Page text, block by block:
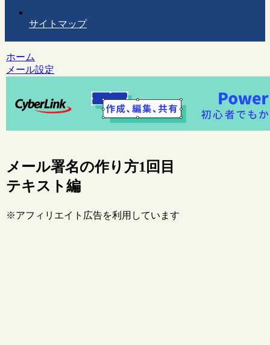
サイトマップ
ホーム
メール設定
メール署名の作り方1回目
テキスト編
※アフィリエイト広告を利用しています